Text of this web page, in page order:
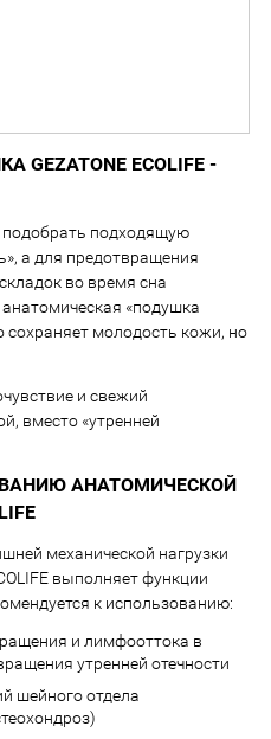
ECOLIFE -
подходящую
а для предотвращения
во время сна
«подушка
сохраняет молодость кожи, но
и свежий
вместо «утренней
АНАТОМИЧЕСКОЙ
механической нагрузки
выполняет функции
к использованию:
и лимфооттока в
утренней отечности
шейного отдела